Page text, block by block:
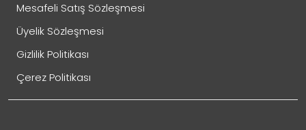
Mesafeli Satış Sözleşmesi
Üyelik Sözleşmesi
Gizlilik Politikası
Çerez Politikası